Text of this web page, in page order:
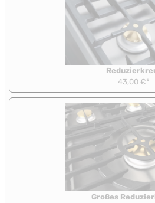
43,00 €*
Großes